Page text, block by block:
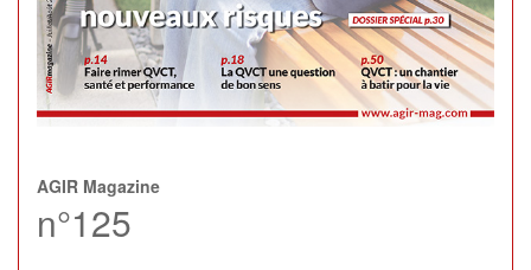
AGIR Magazine
n°125